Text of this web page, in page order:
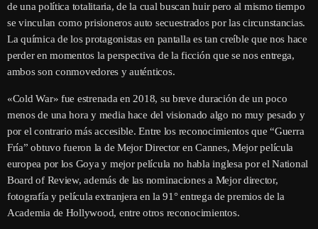
de una política totalitaria, de la cual buscan huir pero al mismo tiempo
se vinculan como prisioneros auto secuestrados por las circunstancias.
La química de los protagonistas en pantalla es tan creíble que nos hace
perder en momentos la perspectiva de la ficción que se nos entrega,
ambos son conmovedores y auténticos.
«Cold War» fue estrenada en 2018, su breve duración de un poco
menos de una hora y media hace del visionado algo no muy pesado y
por el contrario más accesible. Entre los reconocimientos que “Guerra
Fría” obtuvo fueron la de Mejor Director en Cannes, Mejor película
europea por los Goya y mejor película no habla inglesa por el National
Board of Review, además de las nominaciones a Mejor director,
fotografía y película extranjera en la 91° entrega de premios de la
Academia de Hollywood, entre otros reconocimientos.